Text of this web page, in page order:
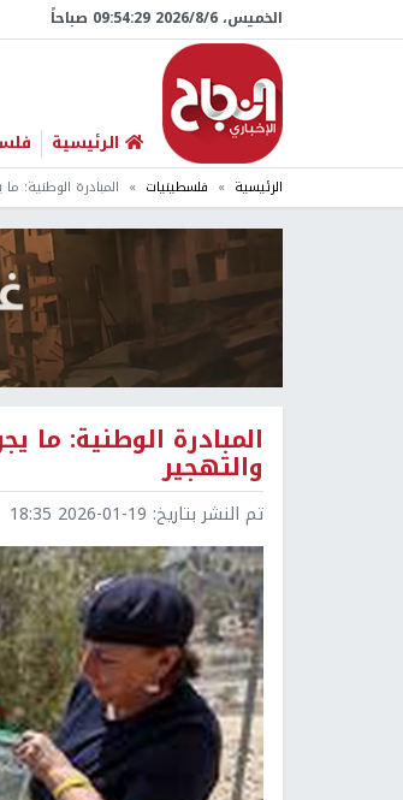
الخميس، 6/‏8/‏2026 09:54:30 صباحاً
الرئيسية
الرئيسية فلسطينيات المبادرة الوطنية:
المبادرة الوطنية:
والتهجير
تم النشر بتاريخ: 2026-01-19 18:35